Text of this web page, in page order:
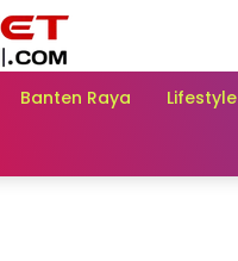
Banten Raya Lifestyle